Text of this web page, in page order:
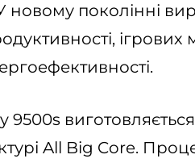
новому поколінні
All Big Core.